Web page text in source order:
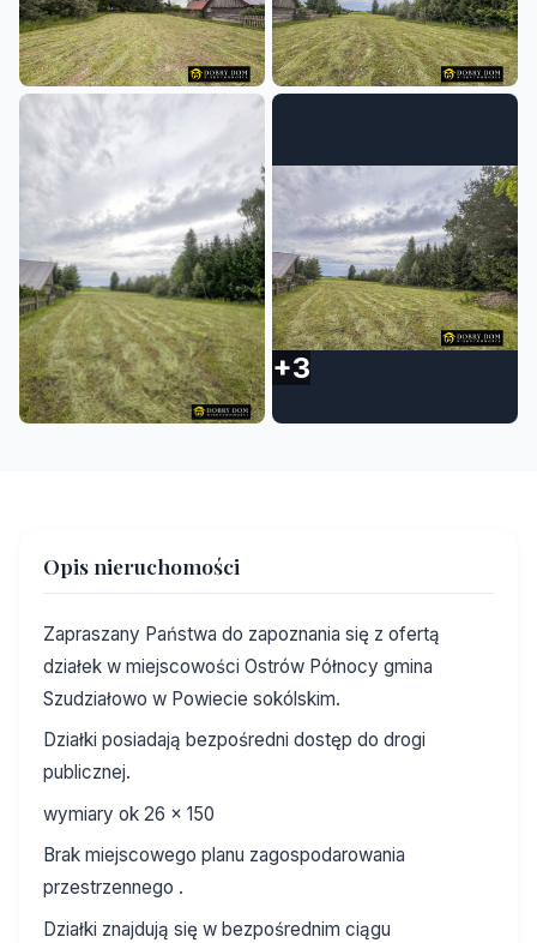
+3
Opis nieruchomości
Zapraszany Państwa do zapoznania się z ofertą
działek w miejscowości Ostrów Północy gmina
Szudziałowo w Powiecie sokólskim.
Działki posiadają bezpośredni dostęp do drogi
publicznej.
wymiary ok 26 x 150
Brak miejscowego planu zagospodarowania
przestrzennego .
Działki znajdują się w bezpośrednim ciągu